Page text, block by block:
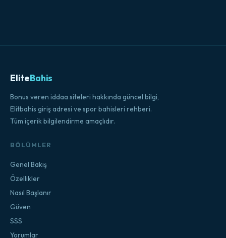
EliteBahis
Bonus veren iddaa siteleri hakkında güncel bilgi,
Elitbahis giriş adresi ve spor bahisleri rehberi.
Tüm içerik bilgilendirme amaçlıdır.
BÖLÜMLER
Genel Bakış
Özellikler
Nasıl Başlanır
Güven
SSS
Yorumlar